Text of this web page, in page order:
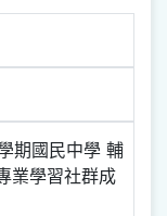
期國民中學 輔
業學習社群成